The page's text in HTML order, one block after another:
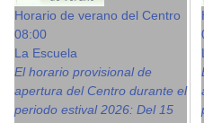
Horario de verano del Centro
08:00
La Escuela
El horario provisional de
apertura del Centro durante el
periodo estival 2026: Del 15